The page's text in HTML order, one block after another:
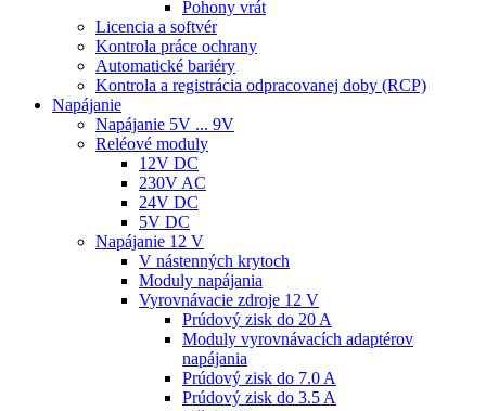
Pohony vrát
Licencia a softvér
Kontrola práce ochrany
Automatické bariéry
Kontrola a registrácia odpracovanej doby (RCP)
Napájanie
Napájanie 5V ... 9V
Reléové moduly
12V DC
230V AC
24V DC
5V DC
Napájanie 12 V
V nástenných krytoch
Moduly napájania
Vyrovnávacie zdroje 12 V
Prúdový zisk do 20 A
Moduly vyrovnávacích adaptérov
napájania
Prúdový zisk do 7.0 A
Prúdový zisk do 3.5 A